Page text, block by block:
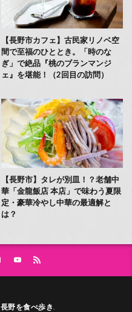
【長野市カフェ】古民家リノベ空
間で至福のひととき。「時のな
ぎ」で絶品『桃のブランマンジ
ェ』を堪能！（2回目の訪問）
【長野市】タレが別皿！？老舗中
華「金龍飯店 本店」で味わう夏限
定・豪華冷やし中華の最適解と
は？
長野を食べ歩き